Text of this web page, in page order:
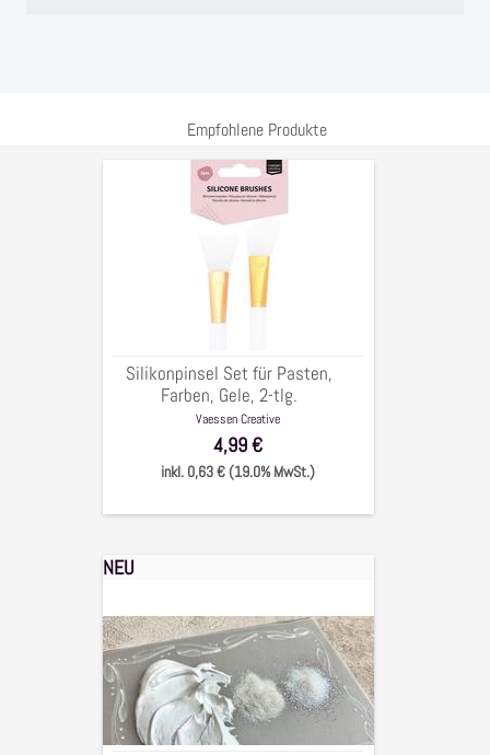
Empfohlene Produkte
Silikonpinsel
tlg.
Silikonpinsel Set für Pasten,
Farben, Gele, 2-tlg.
Vaessen Creative
4,99 €
inkl. 0,63 € (19.0% MwSt.)
Schneepaste
Glitter
Set
xmas
für
Deko
NEU